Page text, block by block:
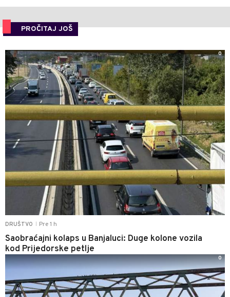
PROČITAJ JOŠ
DRUŠTVO Pre 1 h
Saobraćajni kolaps u Banjaluci: Duge kolone vozila
kod Prijedorske petlje
0
0